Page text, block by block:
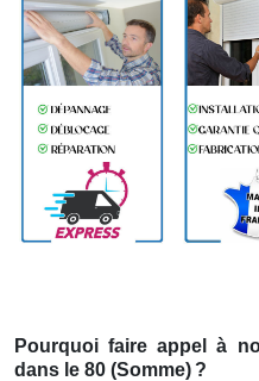
Pourquoi faire appel à
dans le 80 (Somme) ?